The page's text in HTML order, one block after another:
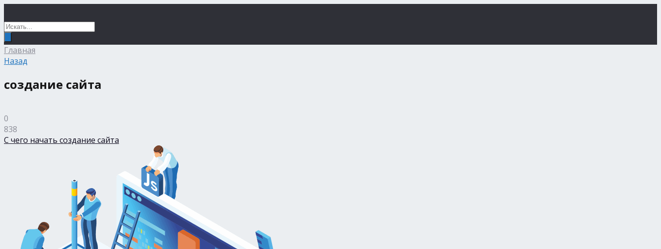
Главная
Назад
создание сайта
0
838
С чего начать создание сайта